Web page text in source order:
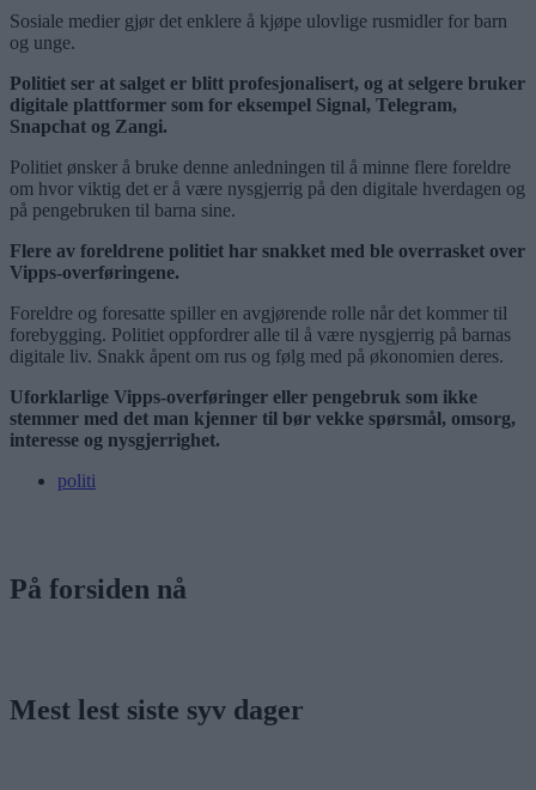
Sosiale medier gjør det enklere å kjøpe ulovlige rusmidler for barn
og unge.
Politiet ser at salget er blitt profesjonalisert, og at selgere bruker
digitale plattformer som for eksempel Signal, Telegram,
Snapchat og Zangi.
Politiet ønsker å bruke denne anledningen til å minne flere foreldre
om hvor viktig det er å være nysgjerrig på den digitale hverdagen og
på pengebruken til barna sine.
Flere av foreldrene politiet har snakket med ble overrasket over
Vipps-overføringene.
Foreldre og foresatte spiller en avgjørende rolle når det kommer til
forebygging. Politiet oppfordrer alle til å være nysgjerrig på barnas
digitale liv. Snakk åpent om rus og følg med på økonomien deres.
Uforklarlige Vipps-overføringer eller pengebruk som ikke
stemmer med det man kjenner til bør vekke spørsmål, omsorg,
interesse og nysgjerrighet.
politi
På forsiden nå
Mest lest siste syv dager